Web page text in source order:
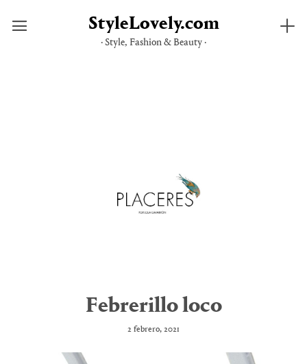
StyleLovely.com
· Style, Fashion & Beauty ·
Febrerillo loco
2 febrero, 2021